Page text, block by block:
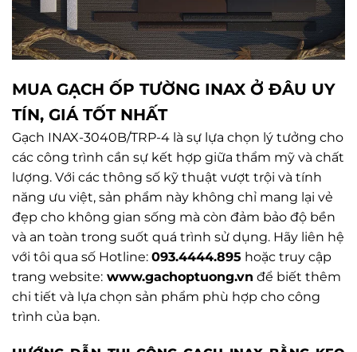
MUA GẠCH ỐP TƯỜNG INAX Ở ĐÂU UY
TÍN, GIÁ TỐT NHẤT
Gạch INAX-3040B/TRP-4 là sự lựa chọn lý tưởng cho
các công trình cần sự kết hợp giữa thẩm mỹ và chất
lượng. Với các thông số kỹ thuật vượt trội và tính
năng ưu việt, sản phẩm này không chỉ mang lại vẻ
đẹp cho không gian sống mà còn đảm bảo độ bền
và an toàn trong suốt quá trình sử dụng. Hãy liên hệ
với tôi qua số Hotline: 093.4444.895 hoặc truy cập
trang website: www.gachoptuong.vn để biết thêm
chi tiết và lựa chọn sản phẩm phù hợp cho công
trình của bạn.